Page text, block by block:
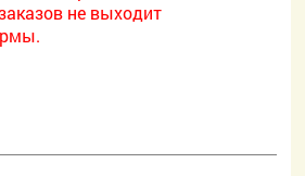
не выходит